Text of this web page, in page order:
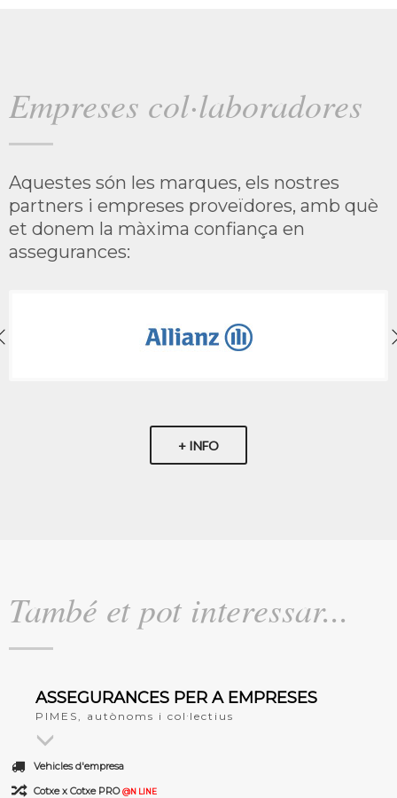
Empreses col·laboradores
Aquestes són les marques, els nostres
partners i empreses proveïdores, amb què
et donem la màxima confiança en
assegurances:
+ INFO
També et pot interessar...
ASSEGURANCES PER A EMPRESES
PIMES, autònoms i col·lectius
Vehicles d'empresa
Cotxe x Cotxe PRO@N LINE